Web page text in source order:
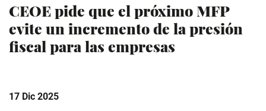
CEOE pide que el próximo MFP
evite un incremento de la presión
fiscal para las empresas
17 Dic 2025